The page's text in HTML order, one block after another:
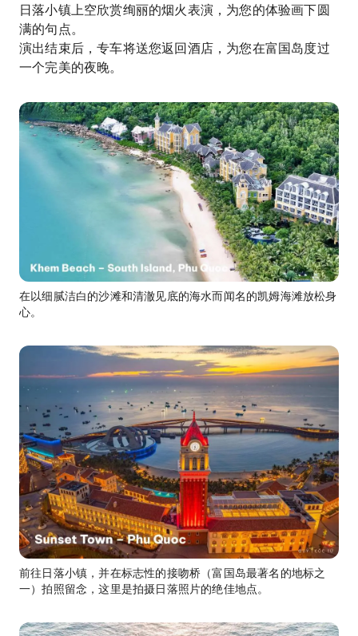
日落小镇上空欣赏绚丽的烟火表演，为您的体验画下圆
满的句点。
演出结束后，专车将送您返回酒店，为您在富国岛度过
一个完美的夜晚。
在以细腻洁白的沙滩和清澈见底的海水而闻名的凯姆海滩放松身
心。
前往日落小镇，并在标志性的接吻桥（富国岛最著名的地标之
一）拍照留念，这里是拍摄日落照片的绝佳地点。